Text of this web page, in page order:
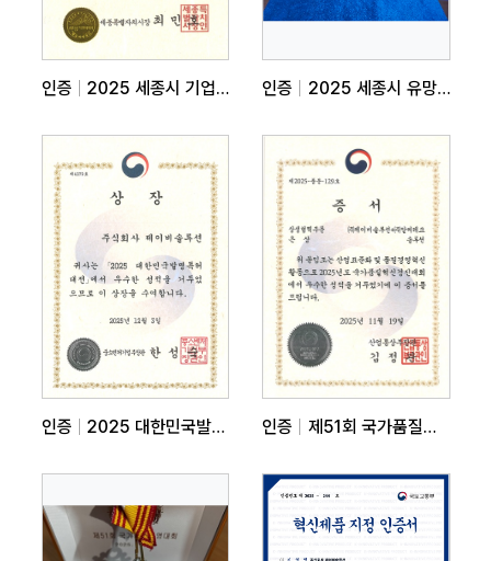
인증 2025 세종시 기업인의날 우수근로자 표창장 인증 2025 세종시 유망중소기업
인증 2025 대한민국발명특허대전 중소벤처기업부장관상 인증 제51회 국가품질혁신 경진대회 은상